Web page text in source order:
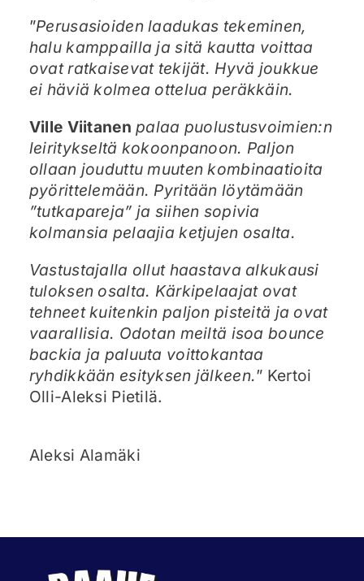
”Perusasioiden laadukas tekeminen,
halu kamppailla ja sitä kautta voittaa
ovat ratkaisevat tekijät. Hyvä joukkue
ei häviä kolmea ottelua peräkkäin.
Ville Viitanen palaa puolustusvoimien:n
leiritykseltä kokoonpanoon. Paljon
ollaan jouduttu muuten kombinaatioita
pyörittelemään. Pyritään löytämään
”tutkapareja” ja siihen sopivia
kolmansia pelaajia ketjujen osalta.
Vastustajalla ollut haastava alkukausi
tuloksen osalta. Kärkipelaajat ovat
tehneet kuitenkin paljon pisteitä ja ovat
vaarallisia. Odotan meiltä isoa bounce
backia ja paluuta voittokantaa
ryhdikkään esityksen jälkeen.” Kertoi
Olli-Aleksi Pietilä.
Aleksi Alamäki